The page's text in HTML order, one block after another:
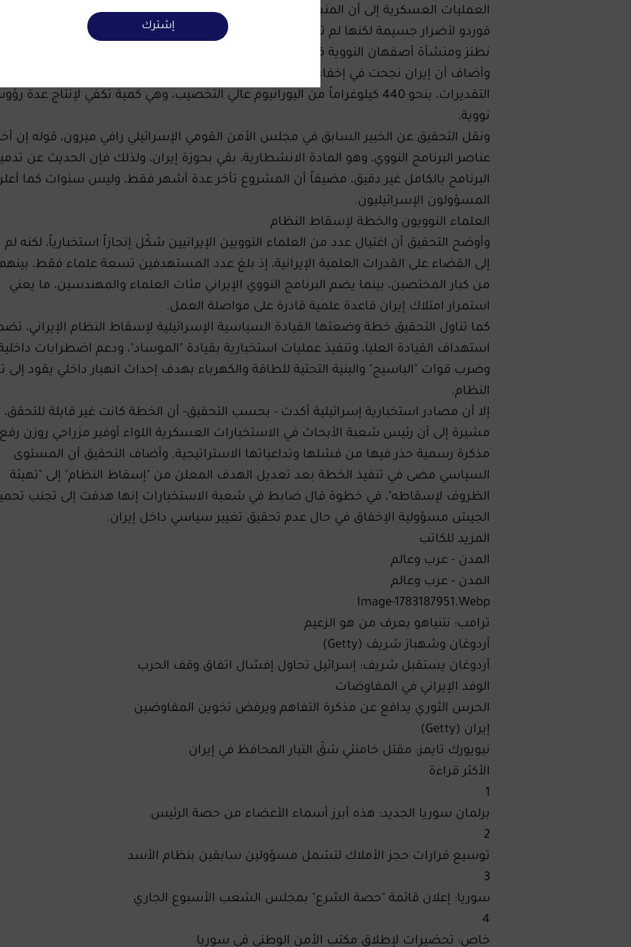
العمليات العسكرية إلى أن المنشآت النووية الإيرانية لم تُدمّر بالكامل، إذ تعرضت منشأة
فوردو لأضرار جسيمة لكنها لم تخرج نهائياً من الخدمة، فيما بقيت أجزاء مهمة من منشأتي
نطنز ومنشأة أصفهان النووية قائمة.
وأضاف أن إيران نجحت في إخفاء ونقل جزء من أجهزة الطرد المركزي، كما احتفظت، وفق
التقديرات، بنحو 440 كيلوغراماً من اليورانيوم عالي التخصيب، وهي كمية تكفي لإنتاج عدة
نووية.
ونقل التحقيق عن الخبير السابق في مجلس الأمن القومي الإسرائيلي رافي ميرون، قوله إن
عناصر البرنامج النووي، وهو المادة الانشطارية، بقي بحوزة إيران، ولذلك فإن الحديث عن
البرنامج بالكامل غير دقيق، مضيفاً أن المشروع تأخر عدة أشهر فقط، وليس سنوات كما
المسؤولون الإسرائيليون.
العلماء النوويون والخطة لإسقاط النظام
وأوضح التحقيق أن اغتيال عدد من العلماء النوويين الإيرانيين شكّل إنجازاً استخبارياً، لكنه لم
إلى القضاء على القدرات العلمية الإيرانية، إذ بلغ عدد المستهدفين تسعة علماء فقط،
من كبار المختصين، بينما يضم البرنامج النووي الإيراني مئات العلماء والمهندسين، ما يعني
استمرار امتلاك إيران قاعدة علمية قادرة على مواصلة العمل.
كما تناول التحقيق خطة وضعتها القيادة السياسية الإسرائيلية لإسقاط النظام الإيراني،
استهداف القيادة العليا، وتنفيذ عمليات استخبارية بقيادة "الموساد"، ودعم اضطرابات
وضرب قوات "الباسيج" والبنية التحتية للطاقة والكهرباء بهدف إحداث انهيار داخلي يقود إلى
النظام.
إلا أن مصادر استخبارية إسرائيلية أكدت - بحسب التحقيق- أن الخطة كانت غير قابلة للتحقق،
مشيرة إلى أن رئيس شعبة الأبحاث في الاستخبارات العسكرية اللواء أوفير مزراحي روزن رفع
مذكرة رسمية حذر فيها من فشلها وتداعياتها الاستراتيجية. وأضاف التحقيق أن المستوى
السياسي مضى في تنفيذ الخطة بعد تعديل الهدف المعلن من "إسقاط النظام" إلى "تهيئة
الظروف لإسقاطه"، في خطوة قال ضابط في شعبة الاستخبارات إنها هدفت إلى تجنب
الجيش مسؤولية الإخفاق في حال عدم تحقيق تغيير سياسي داخل إيران.
المزيد للكاتب
المدن - عرب وعالم
المدن - عرب وعالم
Image-1783187951.Webp
ترامب: نتنياهو يعرف من هو الزعيم
أردوغان وشهباز شريف (Getty)
أردوغان يستقبل شريف: إسرائيل تحاول إفشال اتفاق وقف الحرب
الوفد الإيراني في المفاوضات
الحرس الثوري يدافع عن مذكرة التفاهم ويرفض تخوين المفاوضين
إيران (Getty)
نيويورك تايمز: مقتل خامنئي شقّ التيار المحافظ في إيران
الأكثر قراءة
1
برلمان سوريا الجديد: هذه أبرز أسماء الأعضاء من حصة الرئيس
2
توسيع قرارات حجز الأملاك لتشمل مسؤولين سابقين بنظام الأسد
3
سوريا: إعلان قائمة "حصة الشرع" بمجلس الشعب الأسبوع الجاري
4
خاص: تحضيرات لإطلاق مكتب الأمن الوطني في سوريا
إشترك